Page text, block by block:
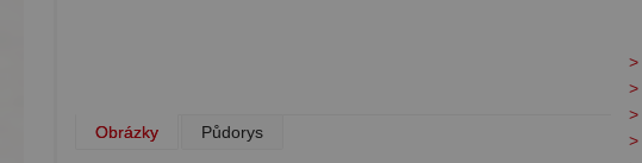
Obrázky Půdorys